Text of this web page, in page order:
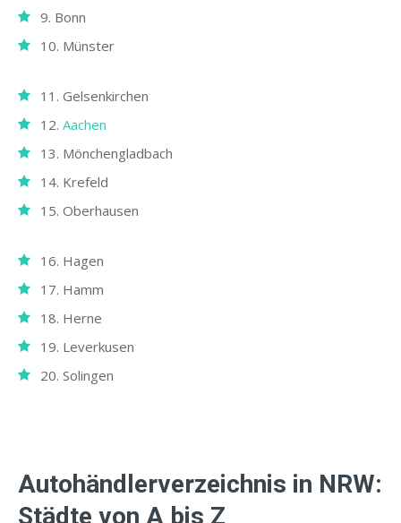
9. Bonn
10. Münster
11. Gelsenkirchen
12. Aachen
13. Mönchengladbach
14. Krefeld
15. Oberhausen
16. Hagen
17. Hamm
18. Herne
19. Leverkusen
20. Solingen
Autohändlerverzeichnis in NRW:
Städte von A bis Z